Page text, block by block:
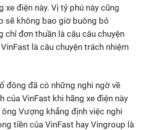
xe điện này. Vị tỷ phú này cũng
sẽ không bao giờ buông bỏ
chỉ đơn thuần là câu câu chuyện
là câu chuyện trách nhiệm
đông đã có những nghi ngờ về
của VinFast khi hãng xe điện này
Vượng khẳng định việc nghi
tiền của VinFast hay Vingroup là